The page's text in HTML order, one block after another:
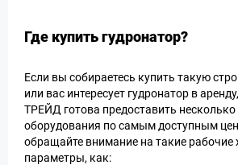
Где купить гудронатор?
Если вы собираетесь купить такую
или вас интересует гудронатор в
ТРЕЙД готова предоставить
оборудования по самым доступным
обращайте внимание на такие рабочие
параметры, как: